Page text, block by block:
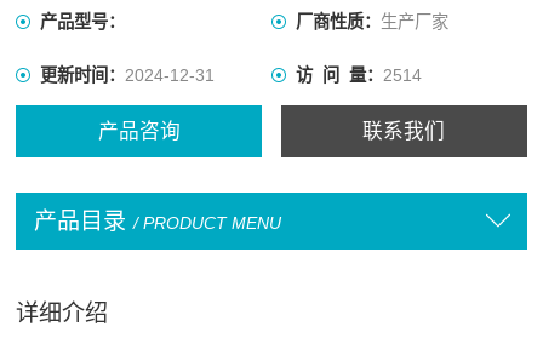
产品型号： 厂商性质： 生产厂家
更新时间：2024-12-31 访 问 量： 2514
产品咨询 联系我们
产品目录 / PRODUCT MENU
详细介绍